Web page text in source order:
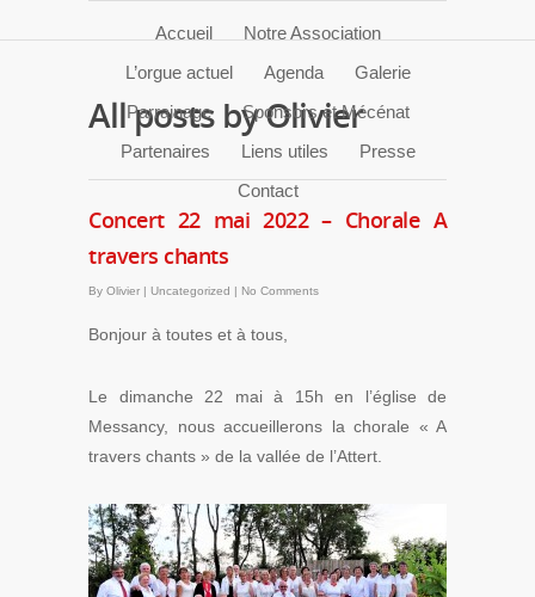
Accueil
Notre Association
L’orgue actuel
Agenda
Galerie
Parrainage
Sponsors et Mécénat
Partenaires
Liens utiles
Presse
Contact
All posts by Olivier
Concert 22 mai 2022 – Chorale A
travers chants
By Olivier | Uncategorized | No Comments
Bonjour à toutes et à tous,
Le dimanche 22 mai à 15h en l’église de
Messancy, nous accueillerons la chorale « A
travers chants » de la vallée de l’Attert.